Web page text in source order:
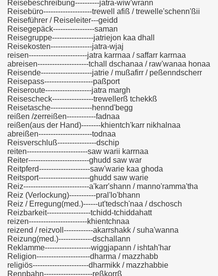
Reisebeschreibung----------jatra-wiw'wrann
Reisebüro--------------------trewell afiß / trewelle'schenn'ßii
Reiseführer / Reiseleiter---geidd
Reisegepäck-----------------saman
Reisegruppe-----------------jatriejon kaa dhall
Reisekosten-----------------jatra-wjaj
reisen------------------------jatra karrnaa / saffarr karrnaa
abreisen---------------------tchall dschanaa / raw'wanaa honaa
Reisende---------------------jatrie / mußafirr / peßenndscherr
Reisepass--------------------paßport
Reiseroute-------------------jatra margh
Reisescheck-----------------trewellerß tchekkß
Reisetasche-----------------hennd'begg
reißen /zerreißen------------fadnaa
reißen(aus der Hand)--------khientch'karr nikhalnaa
abreißen----------------------todnaa
Reisverschluß----------------dschip
reiten-------------------------saw warii karrnaa
Reiter-------------------------ghudd saw war
Reitpferd---------------------saw'warie kaa ghoda
Reitsport---------------------ghudd saw warie
Reiz---------------------------a'karr'shann / manno'ramma'tha
Reiz (Verlockung)-----------pral'lo'bhann
Reiz / Erregung(med.)------ut'tedsch'naa / dschosch
Reizbarkeit------------------tchidd-tchiddahatt
reizen------------------------khientchnaa
reizend / reizvoll------------akarrshakk / suha'wanna
Reizung(med.)--------------dschallann
Reklamme-------------------wiggjapann / ishtah'har
Religion----------------------dharma / mazzhabb
religiös-----------------------dharmikk / mazzhabbie
Rennbahn--------------------reßkorrß